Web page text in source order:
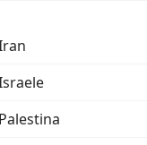
Palestina